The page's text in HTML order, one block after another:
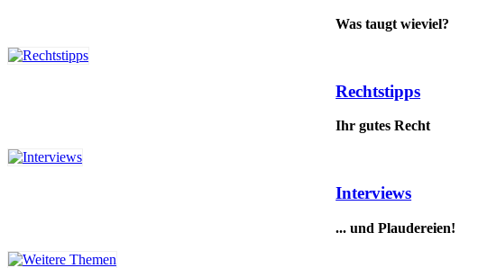
Was taugt wieviel?
Rechtstipps
Ihr gutes Recht
Interviews
... und Plaudereien!